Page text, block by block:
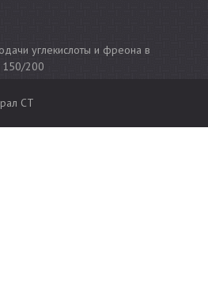
углекислоты и фреона в
150/200
СТ